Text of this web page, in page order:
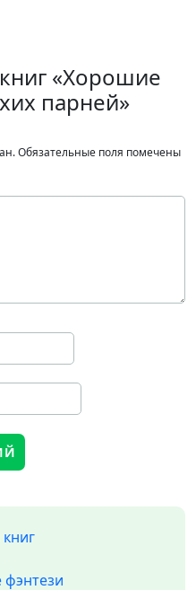
«Хорошие
парней»
Обязательные поля помечены